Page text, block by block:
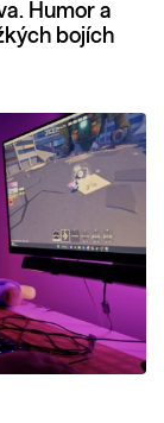
Humor a
bojích